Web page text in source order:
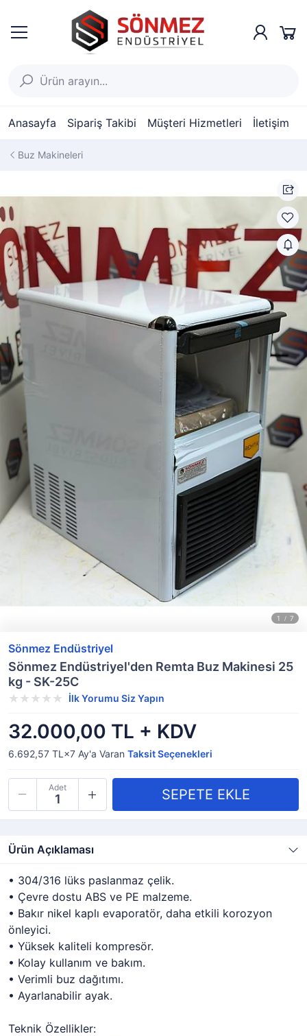
Anasayfa Sipariş Takibi Müşteri Hizmetleri İletişim
Buz Makineleri
Sönmez Endüstriyel
Sönmez Endüstriyel'den Remta Buz Makinesi 25
kg - SK-25C
İlk Yorumu Siz Yapın
32.000,00 TL + KDV
6.692,57 TL×7 Ay'a Varan Taksit Seçenekleri
Adet
Ürün Açıklaması
• 304/316 lüks paslanmaz çelik.
• Çevre dostu ABS ve PE malzeme.
• Bakır nikel kaplı evaporatör, daha etkili korozyon
önleyici.
• Yüksek kaliteli kompresör.
• Kolay kullanım ve bakım.
• Verimli buz dağıtımı.
• Ayarlanabilir ayak.
Teknik Özellikler: